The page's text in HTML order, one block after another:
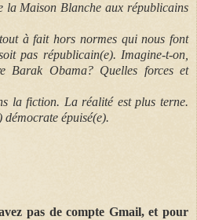
la Maison Blanche aux républicains
à fait hors normes qui nous font
pas républicain(e). Imagine-t-on,
Barak Obama? Quelles forces et
la fiction. La réalité est plus terne.
épuisé(e).
pas de compte Gmail, et pour